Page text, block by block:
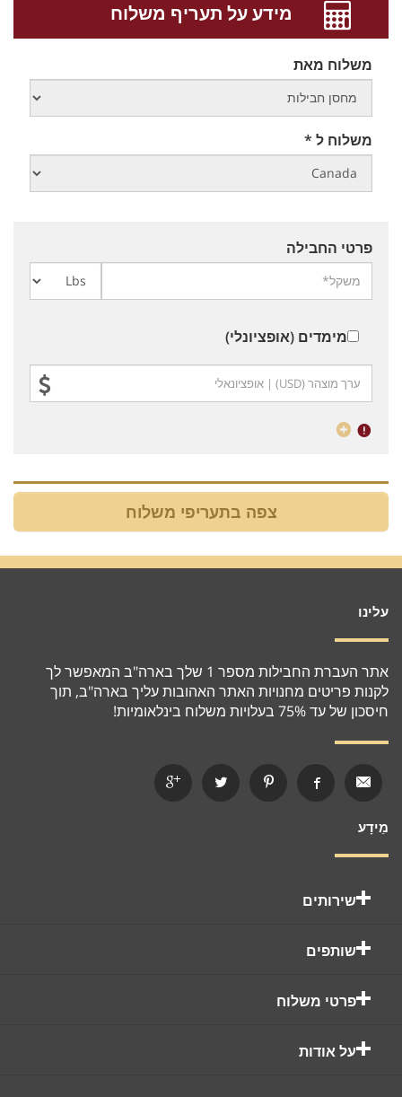
מידע על תעריף משלוח
משלוח מאת
משלוח ל *
פרטי החבילה
מימדים (אופציונלי)
עלינו
אתר העברת החבילות מספר 1 שלך בארה"ב המאפשר לך
לקנות פריטים מחנויות האתר האהובות עליך בארה"ב, תוך
חיסכון של עד 75% בעלויות משלוח בינלאומיות!
מֵידָע
שירותים
שותפים
פרטי משלוח
על אודות